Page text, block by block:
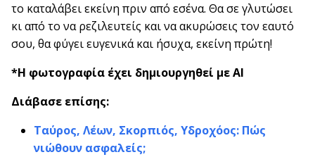
το καταλάβει εκείνη πριν από εσένα. Θα σε γλυτώσει
κι από το να ρεζιλευτείς και να ακυρώσεις τον εαυτό
σου, θα φύγει ευγενικά και ήσυχα, εκείνη πρώτη!
*Η φωτογραφία έχει δημιουργηθεί με AI
Διάβασε επίσης:
Ταύρος, Λέων, Σκορπιός, Υδροχόος: Πώς
νιώθουν ασφαλείς;